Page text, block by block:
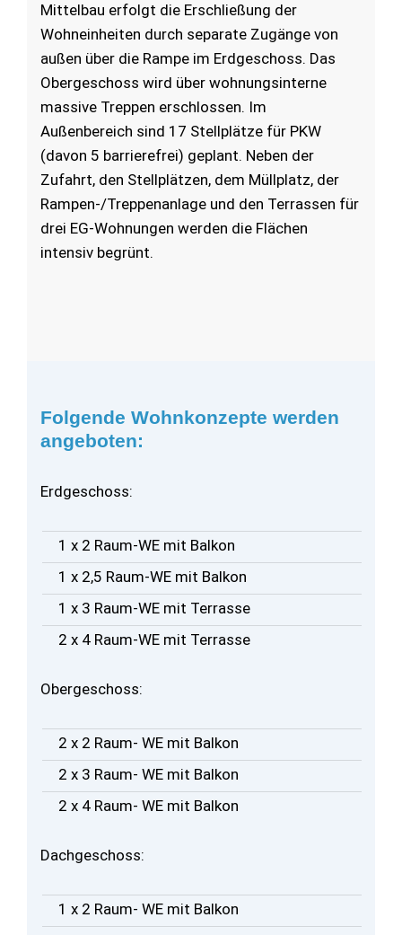
Mittelbau erfolgt die Erschließung der
Wohneinheiten durch separate Zugänge von
außen über die Rampe im Erdgeschoss. Das
Obergeschoss wird über wohnungsinterne
massive Treppen erschlossen. Im
Außenbereich sind 17 Stellplätze für PKW
(davon 5 barrierefrei) geplant. Neben der
Zufahrt, den Stellplätzen, dem Müllplatz, der
Rampen-/Treppenanlage und den Terrassen für
drei EG-Wohnungen werden die Flächen
intensiv begrünt.
Folgende Wohnkonzepte werden
angeboten:
Erdgeschoss:
1 x 2 Raum-WE mit Balkon
1 x 2,5 Raum-WE mit Balkon
1 x 3 Raum-WE mit Terrasse
2 x 4 Raum-WE mit Terrasse
Obergeschoss:
2 x 2 Raum- WE mit Balkon
2 x 3 Raum- WE mit Balkon
2 x 4 Raum- WE mit Balkon
Dachgeschoss:
1 x 2 Raum- WE mit Balkon